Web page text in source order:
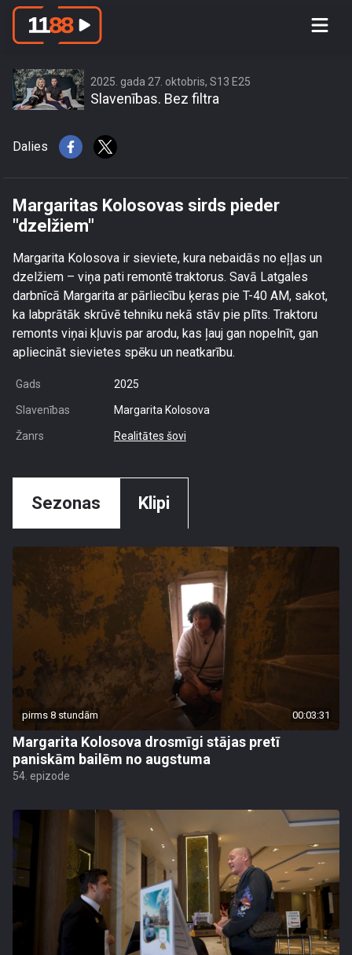
Margaritas Kolosovas sirds pieder
2025. gada 27. oktobris, S13 E25
Slavenības. Bez filtra
Dalies
Margaritas Kolosovas sirds pieder
"dzelžiem"
Margarita Kolosova ir sieviete, kura nebaidās no eļļas un
dzelžiem – viņa pati remontē traktorus. Savā Latgales
darbnīcā Margarita ar pārliecību ķeras pie T-40 AM, sakot,
ka labprātāk skrūvē tehniku nekā stāv pie plīts. Traktoru
remonts viņai kļuvis par arodu, kas ļauj gan nopelnīt, gan
apliecināt sievietes spēku un neatkarību.
Gads 2025
Slavenības Margarita Kolosova
Žanrs Realitātes šovi
Sezonas Klipi
pirms 8 stundām 00:03:31
Margarita Kolosova drosmīgi stājas pretī
paniskām bailēm no augstuma
54. epizode